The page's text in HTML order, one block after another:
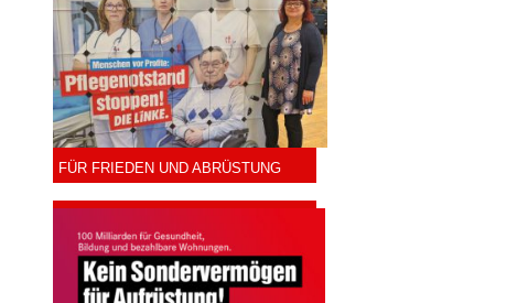
FÜR FRIEDEN UND ABRÜSTUNG